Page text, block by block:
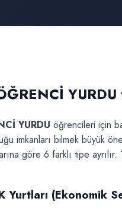
YURDU öğrencileri için
imkanları bilmek büyük
göre 6 farklı tipe
Yurtları (Ekonomik